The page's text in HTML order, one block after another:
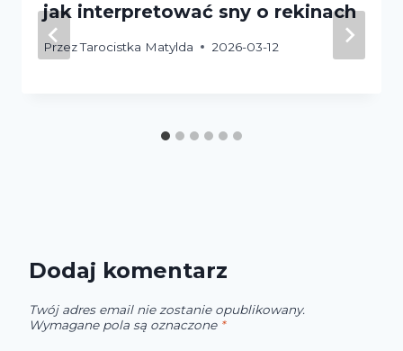
jak interpretować sny o rekinach
PrzezTarocistka Matylda 2026-03-12
Dodaj komentarz
Twój adres email nie zostanie opublikowany.
Wymagane pola są oznaczone *